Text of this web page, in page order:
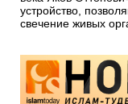
устройство,
свечение живых